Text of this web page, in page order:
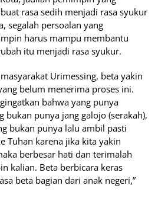
rasa sedih menjadi rasa syukur
segalah persoalan yang
harus mampu membantu
itu menjadi rasa syukur.
Urimessing, beta yakin
belum menerima proses ini.
bahwa yang punya
bukan punya jang galojo (serakah),
bukan punya lalu ambil pasti
Tuhan karena jika kita yakin
berbesar hati dan terimalah
kalian. Beta berbicara keras
beta bagian dari anak negeri,”